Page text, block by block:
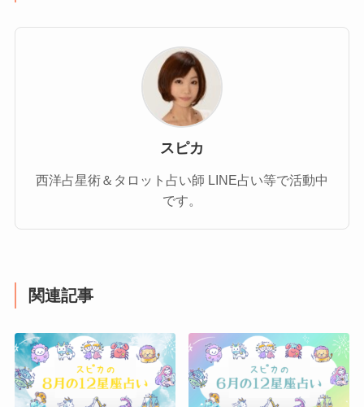
スピカ
西洋占星術＆タロット占い師 LINE占い等で活動中
です。
関連記事